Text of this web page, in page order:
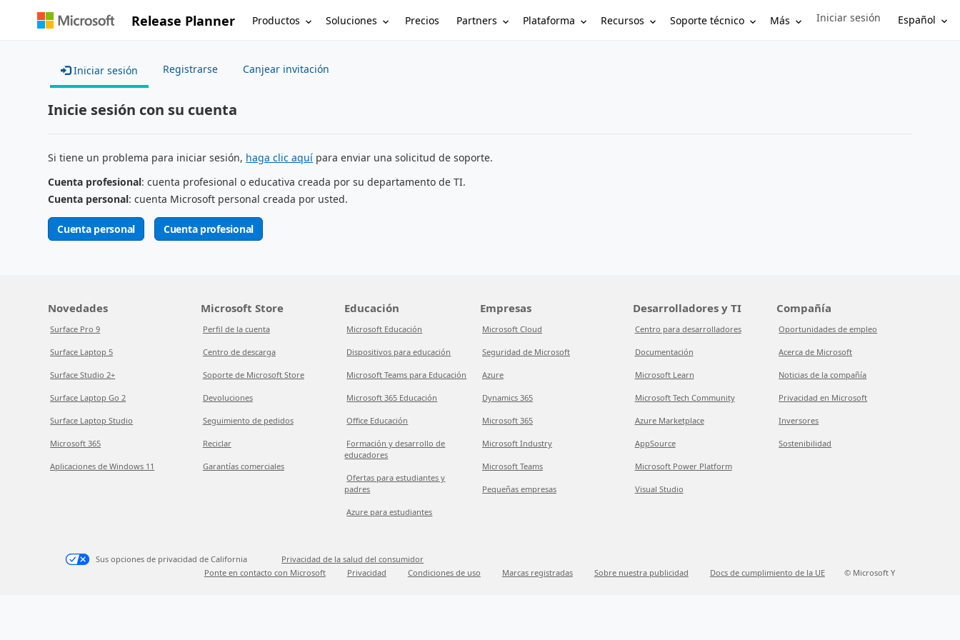
Release Planner Productos Soluciones Precios Partners Plataforma Recursos Soporte técnico Más Sign in to your account
Iniciar sesión Español
Iniciar sesión Registrarse Canjear invitación
Inicie sesión con su cuenta
Si tiene un problema para iniciar sesión, haga clic aquí para enviar una solicitud de soporte.
Cuenta profesional: cuenta profesional o educativa creada por su departamento de TI.
Cuenta personal: cuenta Microsoft personal creada por usted.
Cuenta personal Cuenta profesional
Novedades
Surface Pro 9
Surface Laptop 5
Surface Studio 2+
Surface Laptop Go 2
Surface Laptop Studio
Microsoft 365
Aplicaciones de Windows 11
Microsoft Store
Perfil de la cuenta
Centro de descarga
Soporte de Microsoft Store
Devoluciones
Seguimiento de pedidos
Reciclar
Garantías comerciales
Educación
Microsoft Educación
Dispositivos para educación
Microsoft Teams para Educación
Microsoft 365 Educación
Office Educación
Formación y desarrollo de
educadores
Ofertas para estudiantes y
padres
Azure para estudiantes
Empresas
Microsoft Cloud
Seguridad de Microsoft
Azure
Dynamics 365
Microsoft 365
Microsoft Industry
Microsoft Teams
Pequeñas empresas
Desarrolladores y TI
Centro para desarrolladores
Documentación
Microsoft Learn
Microsoft Tech Community
Azure Marketplace
AppSource
Microsoft Power Platform
Visual Studio
Compañía
Oportunidades de empleo
Acerca de Microsoft
Noticias de la compañía
Privacidad en Microsoft
Inversores
Sostenibilidad
Sus opciones de privacidad de California
Privacidad de la salud del consumidor
Ponte en contacto con Microsoft
Privacidad Condiciones de uso Marcas registradas Sobre nuestra publicidad Docs de cumplimiento de la UE © Microsoft Y